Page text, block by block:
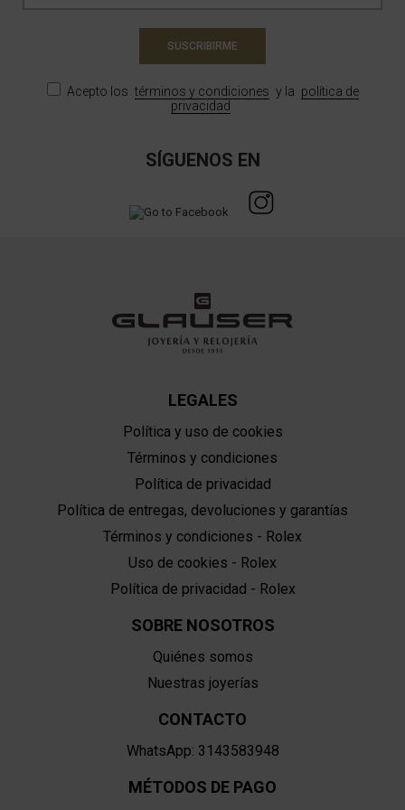
SUSCRIBIRME
Acepto los términos y condiciones y la política de
privacidad
SÍGUENOS EN
LEGALES
Política y uso de cookies
Términos y condiciones
Política de privacidad
Política de entregas, devoluciones y garantías
Términos y condiciones - Rolex
Uso de cookies - Rolex
Política de privacidad - Rolex
SOBRE NOSOTROS
Quiénes somos
Nuestras joyerías
CONTACTO
WhatsApp: 3143583948
MÉTODOS DE PAGO